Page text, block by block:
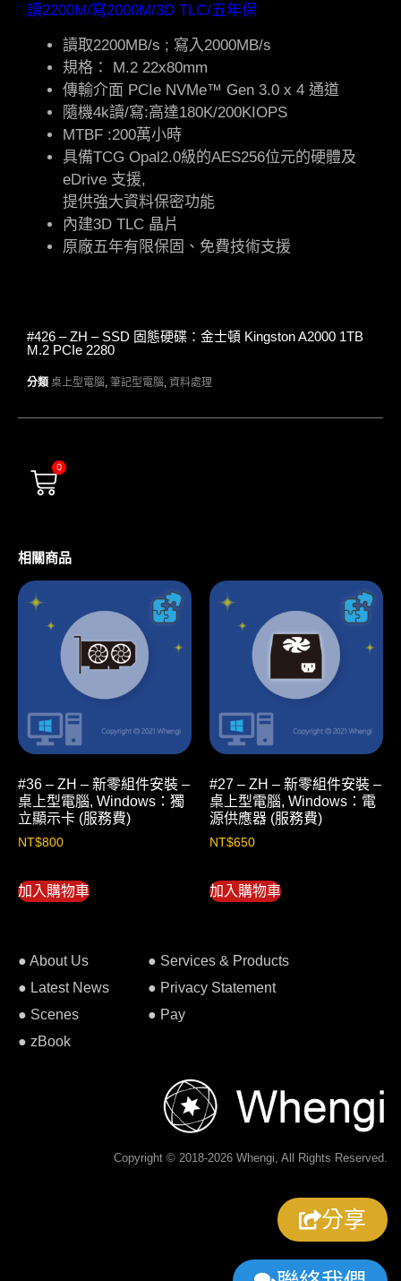
讀2200M/寫2000M/3D TLC/五年保
讀取2200MB/s ; 寫入2000MB/s
規格： M.2 22x80mm
傳輸介面 PCIe NVMe™ Gen 3.0 x 4 通道
隨機4k讀/寫:高達180K/200KIOPS
MTBF :200萬小時
具備TCG Opal2.0級的AES256位元的硬體及
eDrive 支援,
提供強大資料保密功能
內建3D TLC 晶片
原廠五年有限保固、免費技術支援
#426 – ZH – SSD 固態硬碟：金士頓 Kingston A2000 1TB
M.2 PCIe 2280
分類 桌上型電腦, 筆記型電腦, 資料處理
0
相關商品
#36 – ZH – 新零組件安裝 –
桌上型電腦, Windows：獨
立顯示卡 (服務費)
NT$800
加入購物車
#27 – ZH – 新零組件安裝 –
桌上型電腦, Windows：電
源供應器 (服務費)
NT$650
加入購物車
● About Us
● Latest News
● Scenes
● zBook
● Services & Products
● Privacy Statement
● Pay
Copyright © 2018-2026 Whengi, All Rights Reserved.
分享